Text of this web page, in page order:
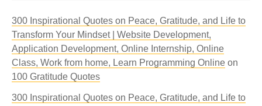
300 Inspirational Quotes on Peace, Gratitude, and Life to
Transform Your Mindset | Website Development,
Application Development, Online Internship, Online
Class, Work from home, Learn Programming Online on
100 Gratitude Quotes
300 Inspirational Quotes on Peace, Gratitude, and Life to